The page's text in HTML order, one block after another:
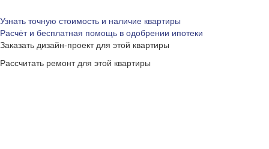
Узнать точную стоимость и наличие квартиры
Расчёт и бесплатная помощь в одобрении ипотеки
Заказать дизайн-проект для этой квартиры
Рассчитать ремонт для этой квартиры